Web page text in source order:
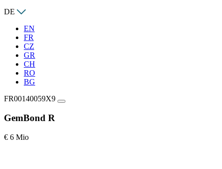
DE
EN
FR
CZ
GR
CH
RO
BG
FR00140059X9
GemBond R
€ 6 Mio